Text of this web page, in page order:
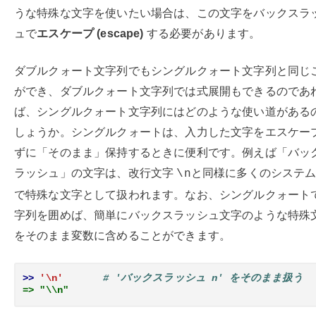
うな特殊な文字を使いたい場合は、この文字をバックスラ
ュでエスケープ (escape) する必要があります。
ダブルクォート文字列でもシングルクォート文字列と同じ
ができ、ダブルクォート文字列では式展開もできるのであ
ば、シングルクォート文字列にはどのような使い道がある
しょうか。シングルクォートは、入力した文字をエスケー
ずに「そのまま」保持するときに便利です。例えば「バッ
ラッシュ」の文字は、改行文字 \nと同様に多くのシステ
で特殊な文字として扱われます。なお、シングルクォート
字列を囲めば、簡単にバックスラッシュ文字のような特殊
をそのまま変数に含めることができます。
>> '\n'
# 'バックスラッシュ n' をそのまま扱う
=> "\\n"